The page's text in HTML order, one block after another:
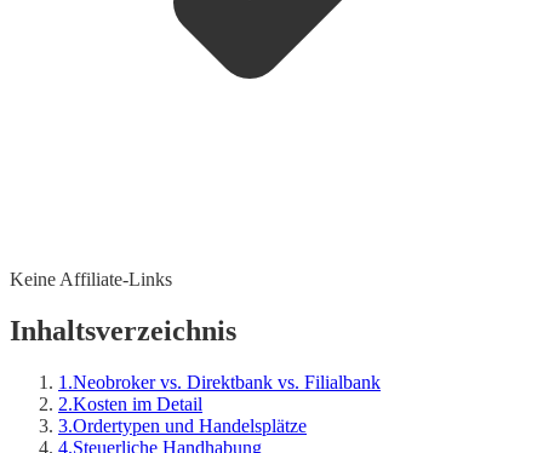
Keine Affiliate-Links
Inhaltsverzeichnis
1 .Neobroker vs. Direktbank vs. Filialbank
2.Kosten im Detail
3.Ordertypen und Handelsplätze
4.Steuerliche Handhabung